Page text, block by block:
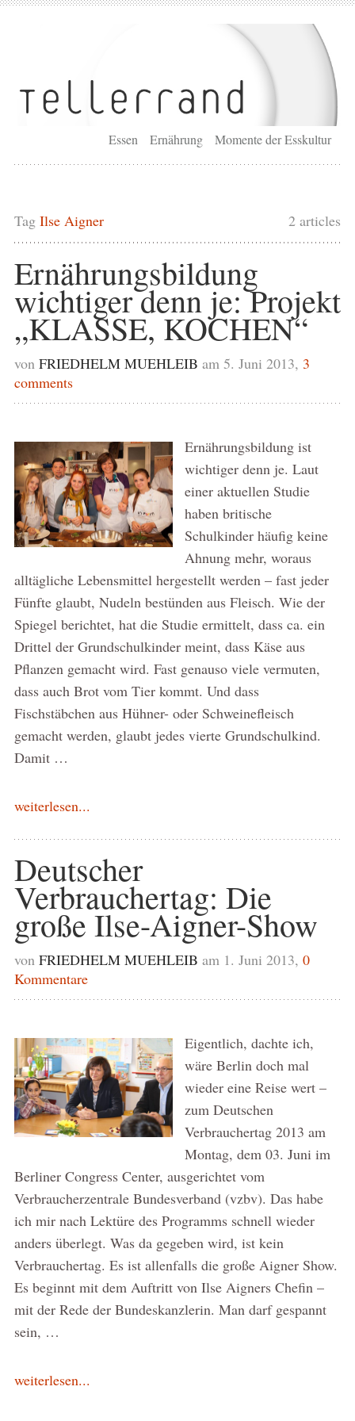
Essen Ernährung Momente der Esskultur
2 articles
Tag Ilse Aigner
Ernährungsbildung
wichtiger denn je: Projekt
„KLASSE, KOCHEN“
von FRIEDHELM MUEHLEIB am 5. Juni 2013, 3
comments
Ernährungsbildung ist
wichtiger denn je. Laut
einer aktuellen Studie
haben britische
Schulkinder häufig keine
Ahnung mehr, woraus
alltägliche Lebensmittel hergestellt werden – fast jeder
Fünfte glaubt, Nudeln bestünden aus Fleisch. Wie der
Spiegel berichtet, hat die Studie ermittelt, dass ca. ein
Drittel der Grundschulkinder meint, dass Käse aus
Pflanzen gemacht wird. Fast genauso viele vermuten,
dass auch Brot vom Tier kommt. Und dass
Fischstäbchen aus Hühner- oder Schweinefleisch
gemacht werden, glaubt jedes vierte Grundschulkind.
Damit …
weiterlesen...
Deutscher
Verbrauchertag: Die
große Ilse-Aigner-Show
von FRIEDHELM MUEHLEIB am 1. Juni 2013, 0
Kommentare
Eigentlich, dachte ich,
wäre Berlin doch mal
wieder eine Reise wert –
zum Deutschen
Verbrauchertag 2013 am
Montag, dem 03. Juni im
Berliner Congress Center, ausgerichtet vom
Verbraucherzentrale Bundesverband (vzbv). Das habe
ich mir nach Lektüre des Programms schnell wieder
anders überlegt. Was da gegeben wird, ist kein
Verbrauchertag. Es ist allenfalls die große Aigner Show.
Es beginnt mit dem Auftritt von Ilse Aigners Chefin –
mit der Rede der Bundeskanzlerin. Man darf gespannt
sein, …
weiterlesen...